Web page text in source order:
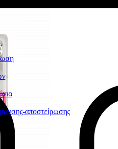
αποστείρωσης